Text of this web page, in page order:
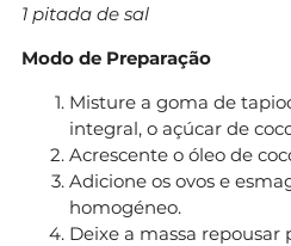
1 pitada de sal
Modo de Preparação
Misture a goma de
integral, o açúcar de
Acrescente o óleo de
Adicione os ovos e
homogéneo.
Deixe a massa